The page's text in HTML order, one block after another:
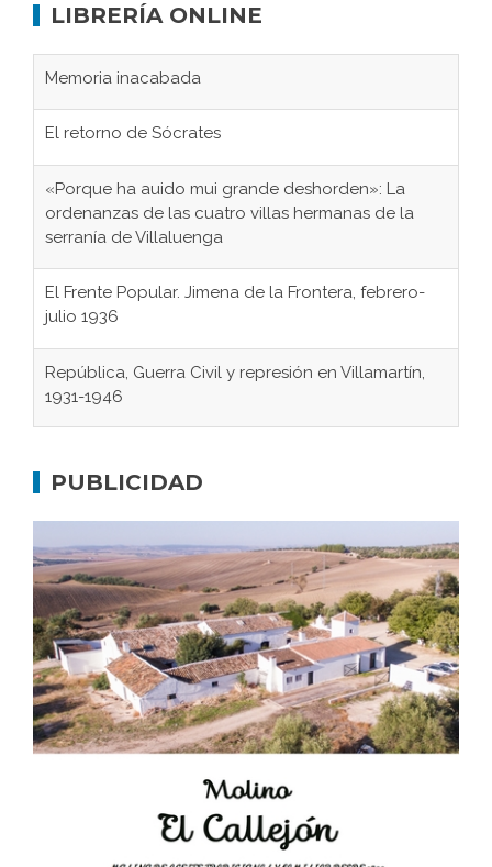
LIBRERÍA ONLINE
Memoria inacabada
El retorno de Sócrates
«Porque ha auido mui grande deshorden»: La
ordenanzas de las cuatro villas hermanas de la
serranía de Villaluenga
El Frente Popular. Jimena de la Frontera, febrero-
julio 1936
República, Guerra Civil y represión en Villamartín,
1931-1946
concentración nazis
Bornos
El Frente Popular. Ubrique, febrero-julio 1936
Juntar las letras. La alfabetización en el campo: del
afán de saber a la autogestión
Historia y vivencias del poblado de Los Hurones
PUBLICIDAD